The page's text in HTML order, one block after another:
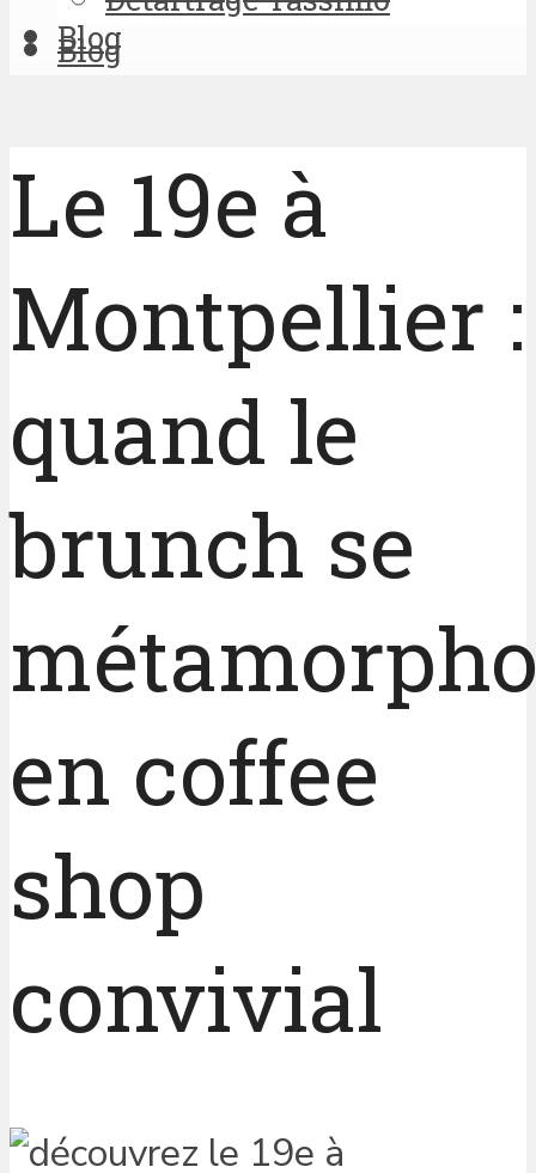
Blog
Blog
Le 19e à
Montpellier :
quand le
brunch se
en coffee
shop
convivial